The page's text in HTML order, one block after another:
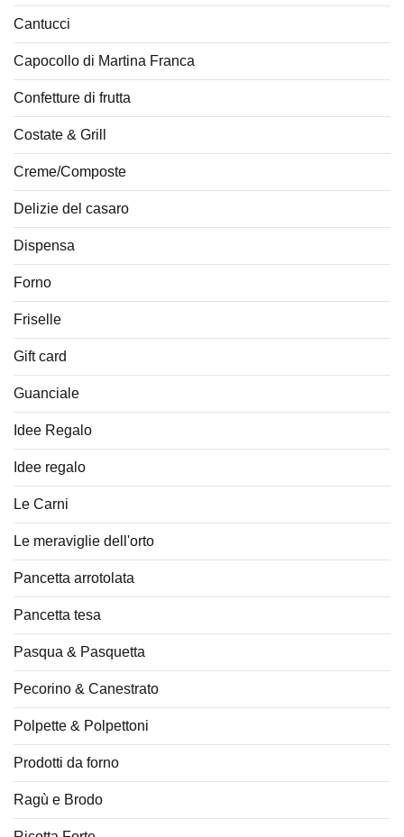
Cantucci
Capocollo di Martina Franca
Confetture di frutta
Costate & Grill
Creme/Composte
Delizie del casaro
Dispensa
Forno
Friselle
Gift card
Guanciale
Idee Regalo
Idee regalo
Le Carni
Le meraviglie dell'orto
Pancetta arrotolata
Pancetta tesa
Pasqua & Pasquetta
Pecorino & Canestrato
Polpette & Polpettoni
Prodotti da forno
Ragù e Brodo